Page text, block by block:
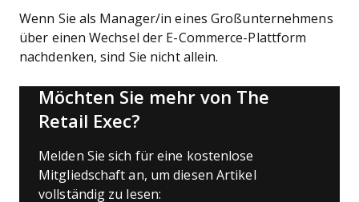
Wenn Sie als Manager/in eines Großunternehmens
über einen Wechsel der E-Commerce-Plattform
nachdenken, sind Sie nicht allein.
Möchten Sie mehr von The
Retail Exec?
Melden Sie sich für eine kostenlose
Mitgliedschaft an, um diesen Artikel
vollständig zu lesen: